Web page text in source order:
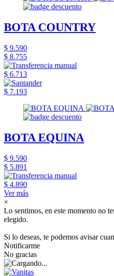
BOTA COUNTRY
$ 9.590
$ 8.755
$ 6.713
$ 7.193
BOTA EQUINA
$ 9.590
$ 5.891
$ 4.890
Ver más
×
Lo sentimos, en este momento no
elegido.
Si lo deseas, te podemos avisar
Notificarme
No gracias